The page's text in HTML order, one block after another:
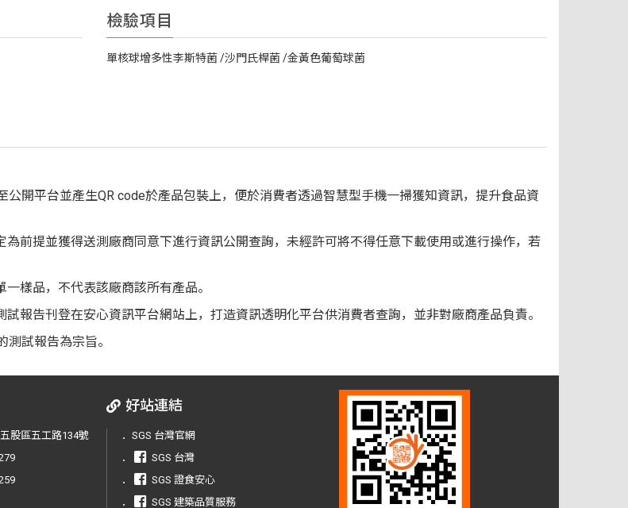
檢驗項目
單核球增多性李斯特菌 沙門氏桿菌 金黃色葡萄球菌
開平台並產生QR code於產品包裝上，便於消費者透過智慧型手機一掃獲知資訊，提升食品資
前提並獲得送測廠商同意下進行資訊公開查詢，未經許可將不得任意下載使用或進行操作，若
樣品，不代表該廠商該所有產品。
報告刊登在安心資訊平台網站上，打造資訊透明化平台供消費者查詢，並非對廠商產品負責。
試報告為宗旨。
股區五工路134號
好站連結
． SGS 台灣官網
．
SGS 台灣
．
SGS 證食安心
．
SGS 建築品質服務